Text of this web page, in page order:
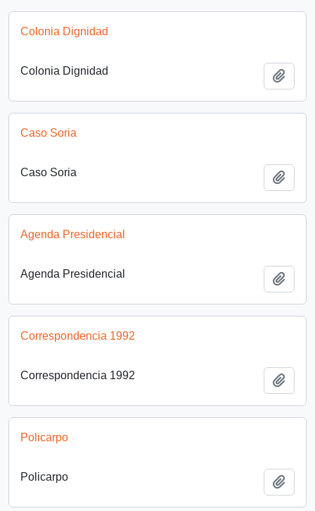
Colonia Dignidad
Colonia Dignidad
Caso Soria
Caso Soria
Agenda Presidencial
Agenda Presidencial
Correspondencia 1992
Correspondencia 1992
Policarpo
Policarpo